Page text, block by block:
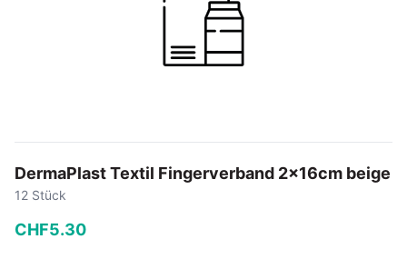
DermaPlast Textil Fingerverband 2x16cm beige
12 Stück
CHF5.30